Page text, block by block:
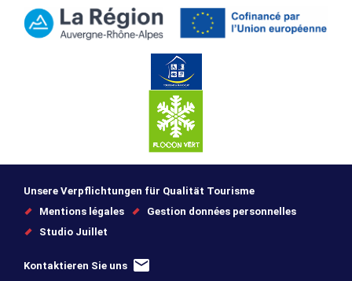
Unsere Verpflichtungen für Qualität Tourisme
Mentions légales
Gestion données personnelles
Studio Juillet
Kontaktieren Sie uns